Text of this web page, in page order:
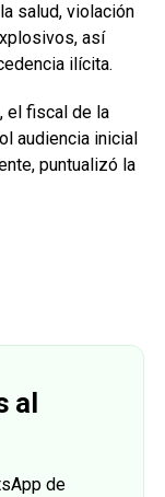
salud, violación
así
ilícita.
el fiscal de la
audiencia inicial
puntualizó la
al
de